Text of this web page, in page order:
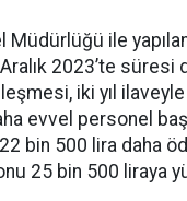
Müdürlüğü ile
2023’te süresi
iki yıl
evvel personel
bin 500 lira daha
25 bin 500 liraya